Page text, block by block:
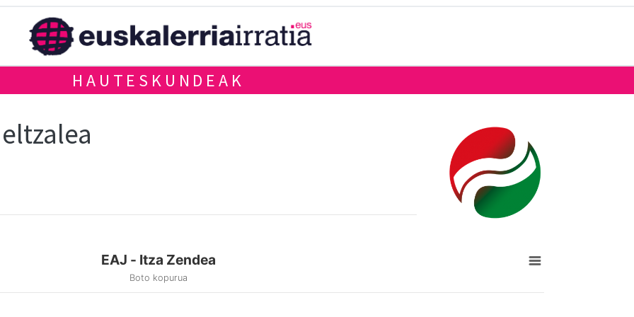
HAUTESKUNDEAK
EAJ - Itza Zendea
Boto kopurua